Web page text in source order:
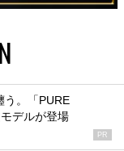
う。「PURE
デルが登場
PR